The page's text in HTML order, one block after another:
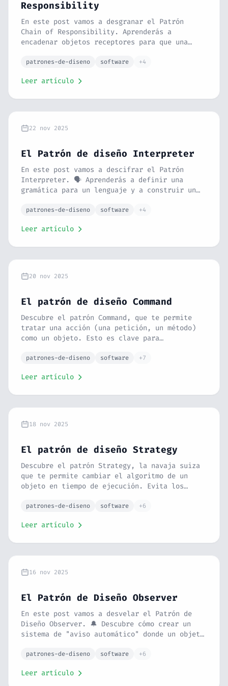
Responsibility
En este post vamos a desgranar el Patrón
Chain of Responsibility. Aprenderás a
encadenar objetos receptores para que una
alguien se digne a procesarla. Con analogías,
otros patrones, relación con SOLID, errores
patrones-de-diseno software +4
Leer artículo
22 nov 2025
El Patrón de diseño Interpreter
En este post vamos a descifrar el Patrón
Interpreter. 🗣️ Aprenderás a definir una
gramática para un lenguaje y a construir un
de un músico leyendo una partitura y un
procesar reglas complejas de forma
patrones-de-diseno software +4
Leer artículo
20 nov 2025
El patrón de diseño Command
Descubre el patrón Command, que te permite
tratar una acción (una petición, un método)
como un objeto. Esto es clave para
tareas y registros de actividad. Lo
remoto.
patrones-de-diseno software +7
Leer artículo
18 nov 2025
El patrón de diseño Strategy
Descubre el patrón Strategy, la navaja suiza
que te permite cambiar el algoritmo de un
objeto en tiempo de ejecución. Evita los
flexible usando la analogía de los métodos de
patrones-de-diseno software +6
Leer artículo
16 nov 2025
El Patrón de Diseño Observer
En este post vamos a desvelar el Patrón de
Diseño Observer. 🔔 Descubre cómo crear un
sistema de "aviso automático" donde un objeto
objetos (los Observadores) cada vez que su
rosa y los fans, y un ejemplo de un sistema
patrones-de-diseno software +6
Leer artículo